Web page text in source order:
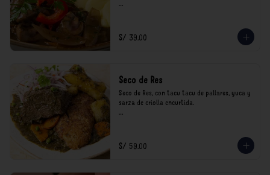
consumo.
S/ 39.00
Seco de Res
Seco de Res, con tacu tacu de pallares, yuca y
sarza de criolla encurtida.
consumo.
S/ 59.00